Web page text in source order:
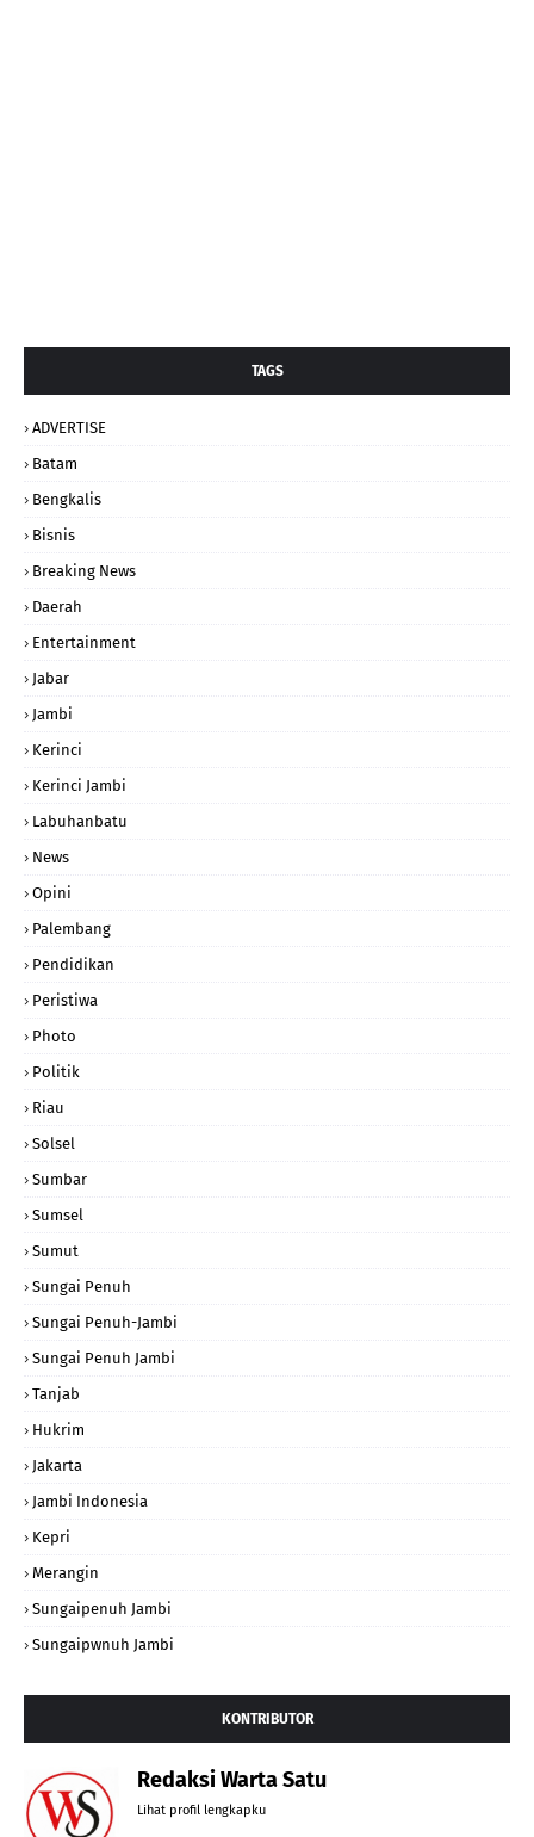
TAGS
ADVERTISE
Batam
Bengkalis
Bisnis
Breaking News
Daerah
Entertainment
Jabar
Jambi
Kerinci
Kerinci Jambi
Labuhanbatu
News
Opini
Palembang
Pendidikan
Peristiwa
Photo
Politik
Riau
Solsel
Sumbar
Sumsel
Sumut
Sungai Penuh
Sungai Penuh-Jambi
Sungai Penuh Jambi
Tanjab
Hukrim
Jakarta
Jambi Indonesia
Kepri
Merangin
Sungaipenuh Jambi
Sungaipwnuh Jambi
KONTRIBUTOR
Redaksi Warta Satu
Lihat profil lengkapku